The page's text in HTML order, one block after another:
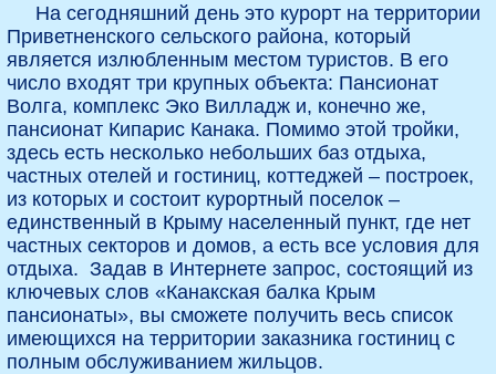
На сегодняшний день это курорт на территории
Приветненского сельского района, который
является излюбленным местом туристов. В его
число входят три крупных объекта: Пансионат
Волга, комплекс Эко Вилладж и, конечно же,
пансионат Кипарис Канака. Помимо этой тройки,
здесь есть несколько небольших баз отдыха,
частных отелей и гостиниц, коттеджей – построек,
из которых и состоит курортный поселок –
единственный в Крыму населенный пункт, где нет
частных секторов и домов, а есть все условия для
отдыха. Задав в Интернете запрос, состоящий из
ключевых слов «Канакская балка Крым
пансионаты», вы сможете получить весь список
имеющихся на территории заказника гостиниц с
полным обслуживанием жильцов.